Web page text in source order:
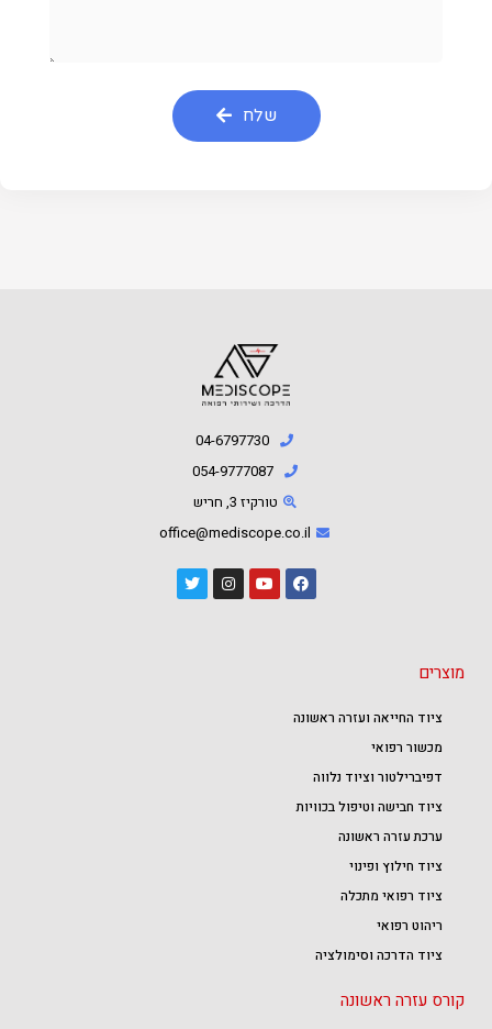
שלח
04-6797730
054-9777087⁩
טורקיז 3, חריש
office@mediscope.co.il
מוצרים
ציוד החייאה ועזרה ראשונה
מכשור רפואי
דפיברילטור וציוד נלווה
ציוד חבישה וטיפול בכוויות
ערכת עזרה ראשונה
ציוד חילוץ ופינוי
ציוד רפואי מתכלה
ריהוט רפואי
ציוד הדרכה וסימולציה
קורס עזרה ראשונה